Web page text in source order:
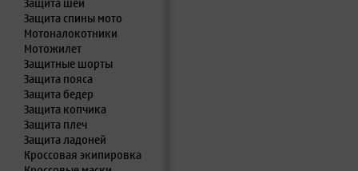
Защита спины мото
Мотоналокотники
Мотожилет
Защитные шорты
Защита пояса
Защита бедер
Защита копчика
Защита плеч
Защита ладоней
Кроссовая экипировка